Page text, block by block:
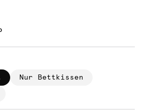
Nur Bettkissen